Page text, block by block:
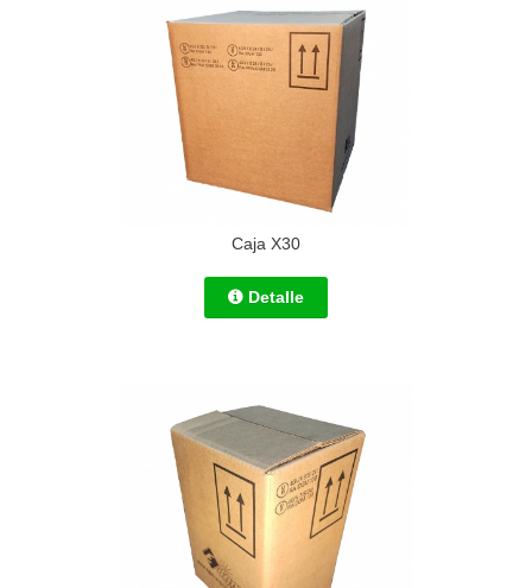
Caja X30
Detalle